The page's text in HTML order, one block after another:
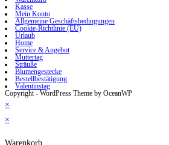
Kasse
Mein Konto
Allgemeine Geschäftsbedingungen
Cookie-Richtlinie (EU)
Urlaub
Home
Service & Angebot
Muttertag
Sträuße
Blumengestecke
Bestellbestätigung
Valentinstag
Copyright - WordPress Theme by OceanWP
×
×
Warenkorb